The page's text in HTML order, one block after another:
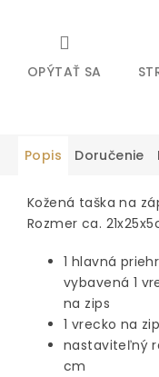
OPÝTAŤ SA
Popis Doručenie
Kožená taška na
Rozmer ca.
1 hlavná
vybavená 1
na zips
1 vrecko na
nastaviteľný
cm